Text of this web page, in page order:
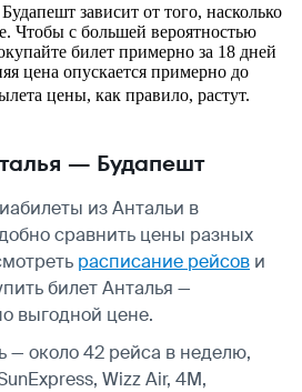
зависит от того, насколько
Чтобы с большей вероятностью
билет примерно за 18 дней
цена опускается примерно до
цены, как правило, растут.
— Будапешт
из Антальи в
сравнить цены разных
расписание рейсов и
билет Анталья —
выгодной цене.
— около 42 рейса в неделю,
Wizz Air, 4M,